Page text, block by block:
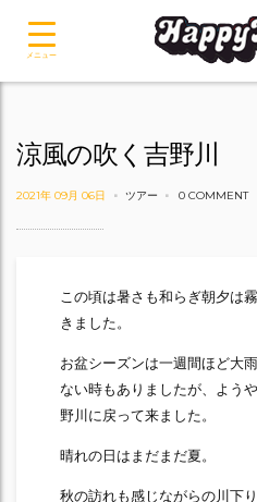
涼風の吹く吉野川
2021年 09月 06日 ツアー 0 COMMENT
この頃は暑さも和らぎ朝夕は
きました。
お盆シーズンは一週間ほど大
ない時もありましたが、よう
野川に戻って来ました。
晴れの日はまだまだ夏。
秋の訪れも感じながらの川下
メニュー